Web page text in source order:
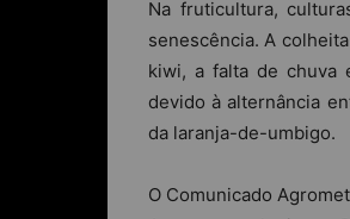
Na fruticultura,
senescência. A
kiwi, a falta de chuva
devido à alternância
da laranja-de-umbigo.
O Comunicado